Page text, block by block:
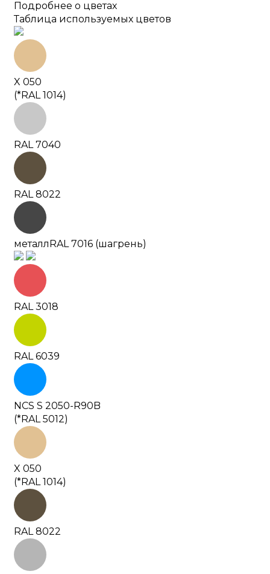
Подробнее о цветах
Таблица используемых цветов
X 050
(*RAL 1014)
RAL 7040
RAL 8022
металлRAL 7016 (шагрень)
RAL 3018
RAL 6039
NCS S 2050-R90B
(*RAL 5012)
X 050
(*RAL 1014)
RAL 8022